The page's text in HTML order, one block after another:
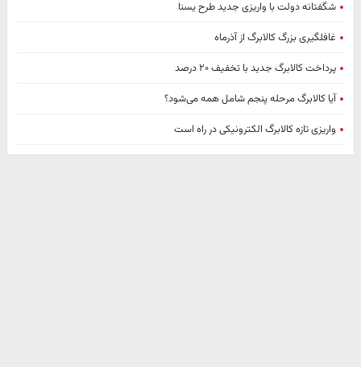
شگفتانه دولت با واریزی جدید طرح یسنا
غافلگیری بزرگ کالابرگ از آذرماه
پرداخت کالابرگ جدید با تخفیف ۲۰ درصد
آیا کالابرگ مرحله پنجم شامل همه می‌شود؟
واریزی تازه کالابرگ الکترونیکی در راه است